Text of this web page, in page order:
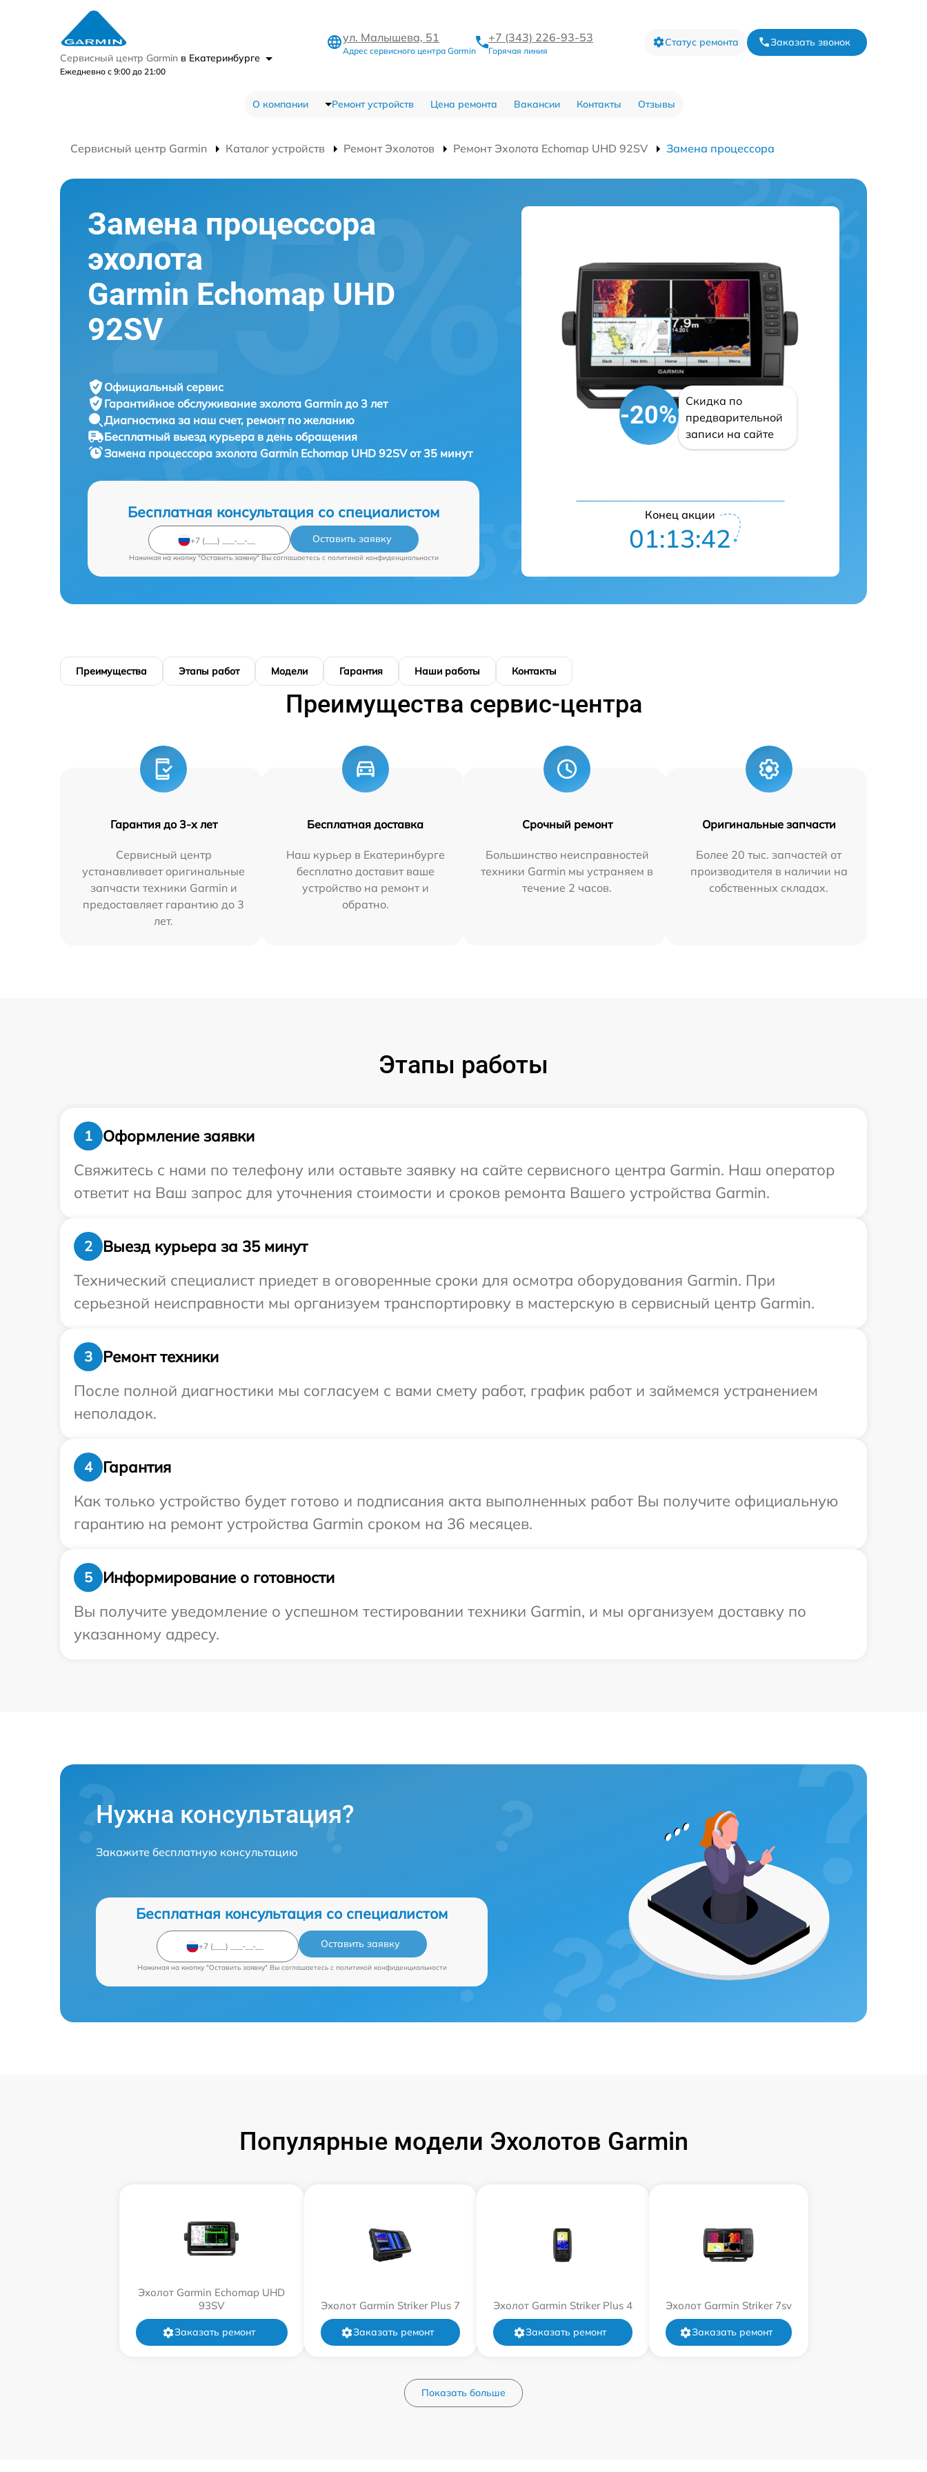
Сервисный центр Garmin в Екатеринбурге
Ежедневно с 9:00 до 21:00
ул. Малышева, 51
Адрес сервисного центра Garmin
+7 (343) 226-93-53
Горячая линия
Статус ремонта Заказать звонок
О компании Ремонт устройств Цена ремонта Вакансии Контакты Отзывы
Сервисный центр Garmin Каталог устройств Ремонт Эхолотов Ремонт Эхолота Echomap UHD 92SV Замена процессора
Замена процессора
эхолота
Garmin Echomap UHD
92SV
Официальный сервис
Гарантийное обслуживание эхолота Garmin до 3 лет
Диагностика за наш счет, ремонт по желанию
Бесплатный выезд курьера в день обращения
Замена процессора эхолота Garmin Echomap UHD 92SV от 35 минут
Бесплатная консультация со специалистом
Оставить заявку
Нажимая на кнопку "Оставить заявку" Вы соглашаетесь c политикой конфиденциальности
-20%
Скидка по
предварительной
записи на сайте
Конец акции
01:13:41
Преимущества Этапы работ Модели Гарантия Наши работы Контакты
Преимущества сервис-центра
Гарантия до 3-х лет
Сервисный центр
устанавливает оригинальные
запчасти техники Garmin и
предоставляет гарантию до 3
лет.
Бесплатная доставка
Наш курьер в Екатеринбурге
бесплатно доставит ваше
устройство на ремонт и
обратно.
Срочный ремонт
Большинство неисправностей
техники Garmin мы устраняем в
течение 2 часов.
Оригинальные запчасти
Более 20 тыс. запчастей от
производителя в наличии на
собственных складах.
Этапы работы
1
Оформление заявки
Свяжитесь с нами по телефону или оставьте заявку на сайте сервисного центра Garmin. Наш оператор
ответит на Ваш запрос для уточнения стоимости и сроков ремонта Вашего устройства Garmin.
2
Выезд курьера за 35 минут
Технический специалист приедет в оговоренные сроки для осмотра оборудования Garmin. При
серьезной неисправности мы организуем транспортировку в мастерскую в сервисный центр Garmin.
3
Ремонт техники
После полной диагностики мы согласуем с вами смету работ, график работ и займемся устранением
неполадок.
4
Гарантия
Как только устройство будет готово и подписания акта выполненных работ Вы получите официальную
гарантию на ремонт устройства Garmin сроком на 36 месяцев.
5
Информирование о готовности
Вы получите уведомление о успешном тестировании техники Garmin, и мы организуем доставку по
указанному адресу.
Нужна консультация?
Закажите бесплатную консультацию
Бесплатная консультация со специалистом
Оставить заявку
Нажимая на кнопку "Оставить заявку" Вы соглашаетесь c политикой конфиденциальности
Популярные модели Эхолотов Garmin
Эхолот Garmin Echomap UHD
93SV
Заказать ремонт
Эхолот Garmin Striker Plus 7
Заказать ремонт
Эхолот Garmin Striker Plus 4
Заказать ремонт
Эхолот Garmin Striker 7sv
Заказать ремонт
Показать больше